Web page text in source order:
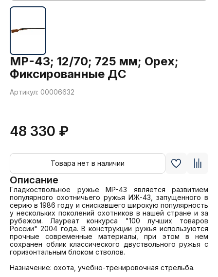
МР-43; 12/70; 725 мм; Орех;
Фиксированные ДС
Артикул: 00006632
48 330 ₽
Товара нет в наличии
Описание
Гладкоствольное ружье МР-43 является развитием
популярного охотничьего ружья ИЖ-43, запущенного в
серию в 1986 году и снискавшего широкую популярность
у нескольких поколений охотников в нашей стране и за
рубежом. Лауреат конкурса "100 лучших товаров
России" 2004 года. В конструкции ружья используются
прочные современные материалы, при этом в нем
сохранен облик классического двуствольного ружья с
горизонтальным блоком стволов.
Назначение: охота, учебно-тренировочная стрельба.